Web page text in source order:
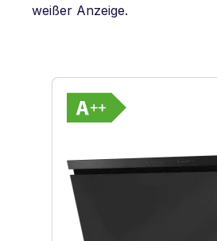
weißer Anzeige.
Produktgalerie überspringen